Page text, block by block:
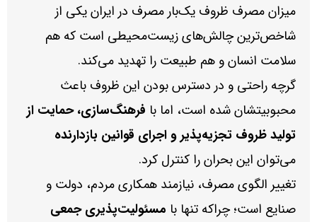
میزان مصرف ظروف یک‌بار مصرف در ایران یکی از
شاخص‌ترین چالش‌های زیست‌محیطی است که هم
سلامت انسان و هم طبیعت را تهدید می‌کند.
گرچه راحتی و در دسترس بودن این ظروف باعث
محبوبیتشان شده است، اما با فرهنگ‌سازی، حمایت از
تولید ظروف تجزیه‌پذیر و اجرای قوانین بازدارنده
می‌توان این بحران را کنترل کرد.
تغییر الگوی مصرف، نیازمند همکاری مردم، دولت و
صنایع است؛ چراکه تنها با مسئولیت‌پذیری جمعی